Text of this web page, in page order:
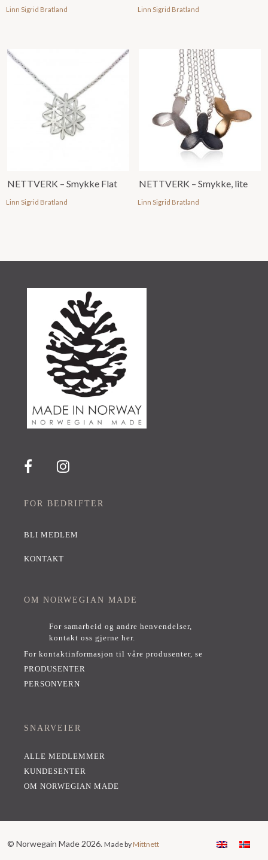
Linn Sigrid Bratland Linn Sigrid Bratland
NETTVERK – Smykke Flat
Linn Sigrid Bratland
NETTVERK – Smykke, lite
Linn Sigrid Bratland
FOR BEDRIFTER
BLI MEDLEM
KONTAKT
OM NORWEGIAN MADE
For samarbeid og andre henvendelser,
kontakt oss gjerne her.
For kontaktinformasjon til våre produsenter, se
PRODUSENTER
PERSONVERN
SNARVEIER
ALLE MEDLEMMER
KUNDESENTER
OM NORWEGIAN MADE
© Norwegain Made 2026. Made byMittnett